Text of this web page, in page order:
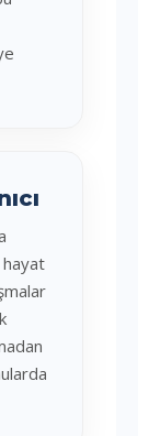
hayat